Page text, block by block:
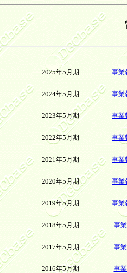
2025年5月期 事業
2024年5月期 事業
2023年5月期 事業
2022年5月期 事業
2021年5月期 事業
2020年5月期 事業
2019年5月期 事業
2018年5月期 事
2017年5月期 事
2016年5月期 事